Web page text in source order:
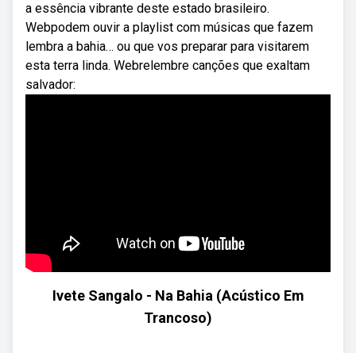
a essência vibrante deste estado brasileiro.
Webpodem ouvir a playlist com músicas que fazem
lembra a bahia… ou que vos preparar para visitarem
esta terra linda. Webrelembre canções que exaltam
salvador:
Ivete Sangalo - Na Bahia (Acústico Em
Trancoso)